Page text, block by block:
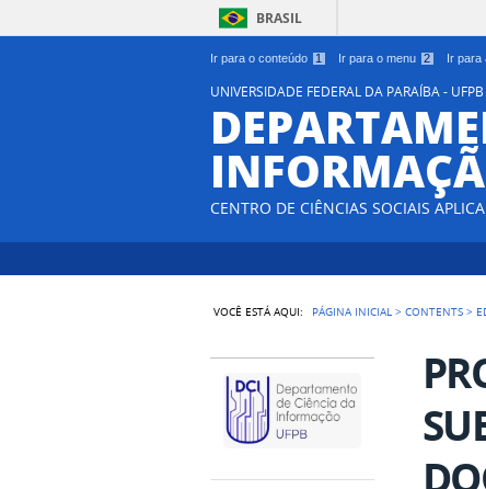
Ir para o conteúdo 1 Ir para o menu 2 Ir para
BRASIL
UNIVERSIDADE FEDERAL DA PARAÍBA - UFPB
CENTRO DE CIÊNCIAS SOCIAIS
VOCÊ ESTÁ AQUI: PÁGINA INICIAL >CONTENTS >